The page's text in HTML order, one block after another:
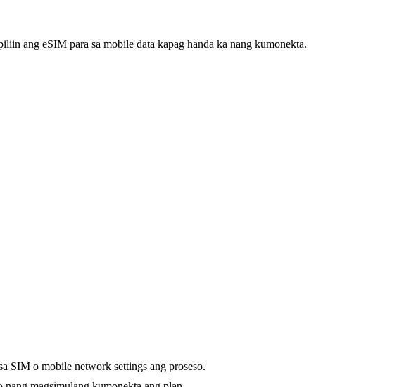
ang eSIM para sa mobile data kapag handa ka nang kumonekta.
SIM o mobile network settings ang proseso.